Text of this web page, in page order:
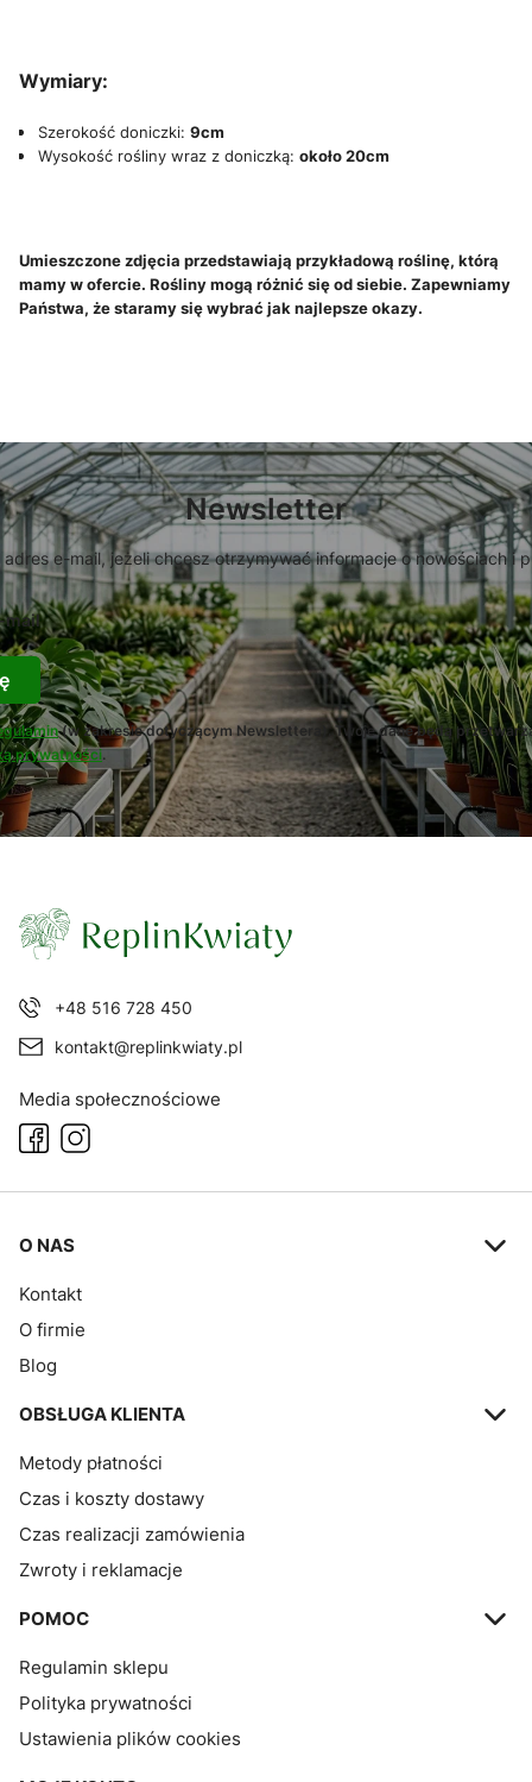
Wymiary:
Szerokość doniczki: 9cm
Wysokość rośliny wraz z doniczką: około 20cm
Umieszczone zdjęcia przedstawiają przykładową roślinę, którą
mamy w ofercie. Rośliny mogą różnić się od siebie. Zapewniamy
Państwa, że staramy się wybrać jak najlepsze okazy.
Newsletter
adres e-mail, jeżeli chcesz otrzymywać informacje o nowościach i
mail
(w zakresie dotyczącym Newslettera). Twoje dane będą
prywatności.
+48 516 728 450
kontakt@replinkwiaty.pl
Media społecznościowe
Linki w stopce
O NAS
Kontakt
O firmie
Blog
OBSŁUGA KLIENTA
Metody płatności
Czas i koszty dostawy
Czas realizacji zamówienia
Zwroty i reklamacje
POMOC
Regulamin sklepu
Polityka prywatności
Ustawienia plików cookies